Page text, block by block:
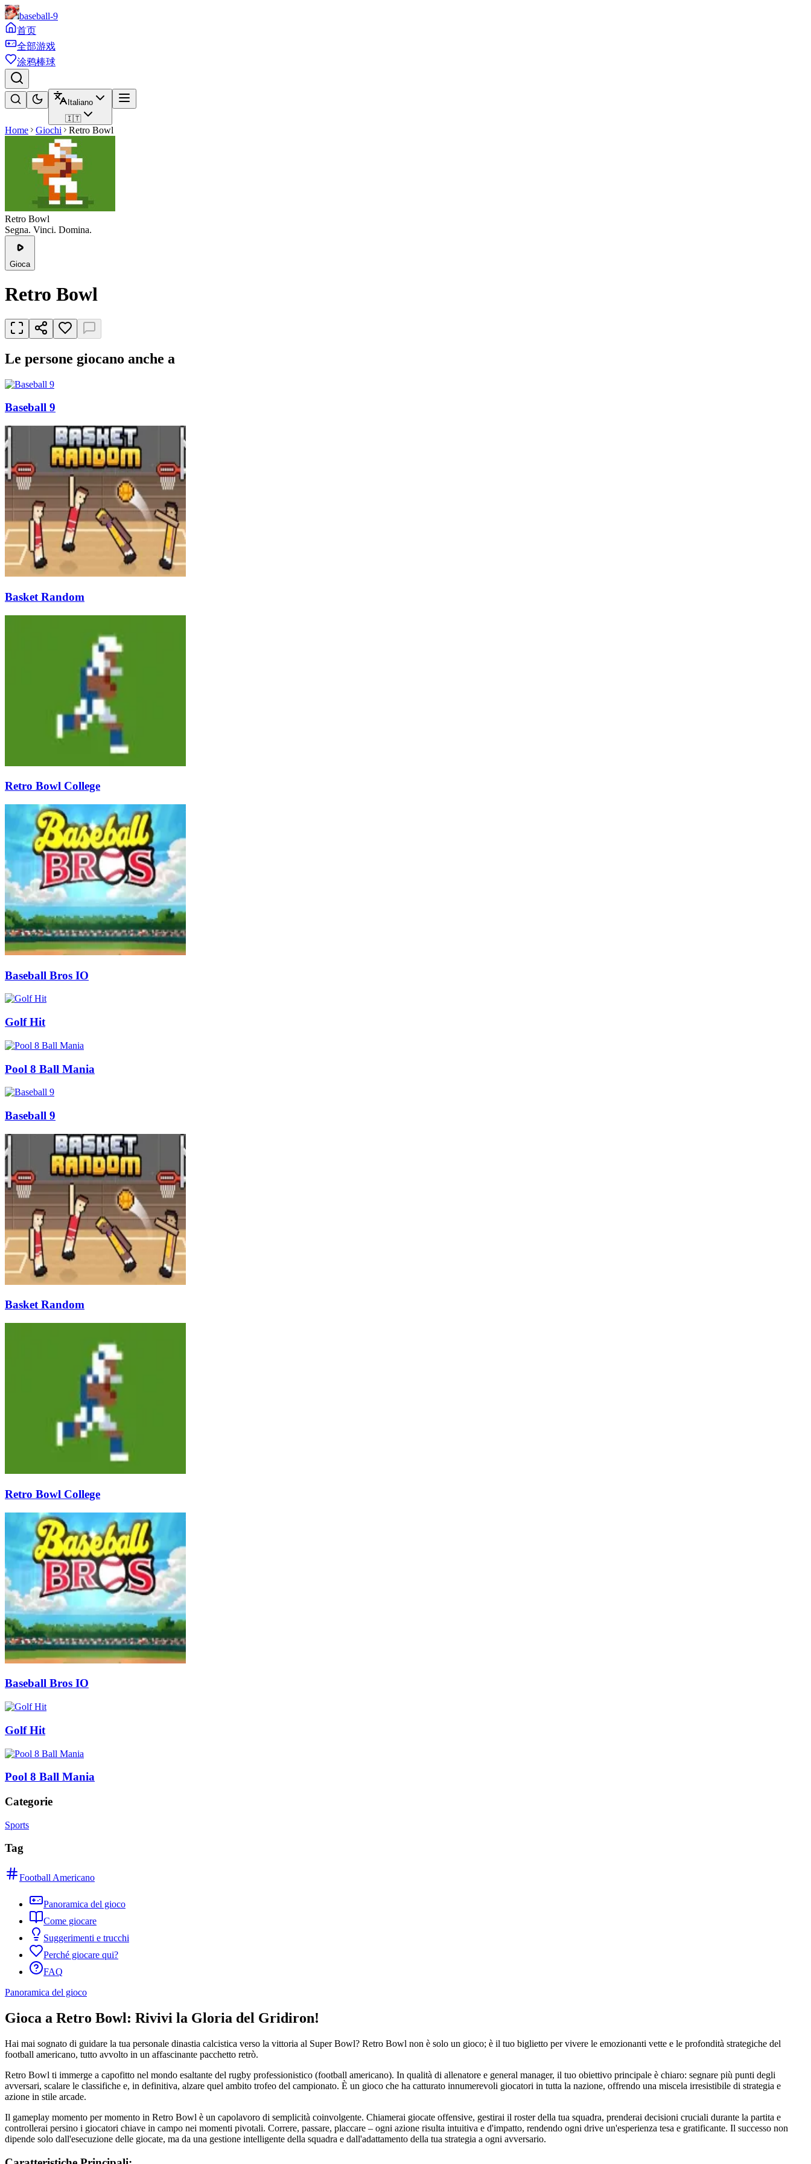
baseball-9
首页
全部游戏
涂鸦棒球
Italiano
🇮🇹
Home Giochi Retro Bowl
Retro Bowl
Segna. Vinci. Domina.
Gioca
Retro Bowl
Le persone giocano anche a
Baseball 9
Basket Random
Retro Bowl College
Baseball Bros IO
Golf Hit
Pool 8 Ball Mania
Baseball 9
Basket Random
Retro Bowl College
Baseball Bros IO
Golf Hit
Pool 8 Ball Mania
Categorie
Sports
Tag
Football Americano
Panoramica del gioco
Come giocare
Suggerimenti e trucchi
Perché giocare qui?
FAQ
Panoramica del gioco
Gioca a Retro Bowl: Rivivi la Gloria del Gridiron!
Hai mai sognato di guidare la tua personale dinastia calcistica verso la vittoria al Super Bowl? Retro Bowl non è solo un gioco; è il tuo biglietto per vivere le emozionanti vette e le profondità strategiche del
football americano, tutto avvolto in un affascinante pacchetto retrò.
Retro Bowl ti immerge a capofitto nel mondo esaltante del rugby professionistico (football americano). In qualità di allenatore e general manager, il tuo obiettivo principale è chiaro: segnare più punti degli
avversari, scalare le classifiche e, in definitiva, alzare quel ambito trofeo del campionato. È un gioco che ha catturato innumerevoli giocatori in tutta la nazione, offrendo una miscela irresistibile di strategia e
azione in stile arcade.
Il gameplay momento per momento in Retro Bowl è un capolavoro di semplicità coinvolgente. Chiamerai giocate offensive, gestirai il roster della tua squadra, prenderai decisioni cruciali durante la partita e
controllerai persino i giocatori chiave in campo nei momenti pivotali. Correre, passare, placcare – ogni azione risulta intuitiva e d'impatto, rendendo ogni drive un'esperienza tesa e gratificante. Il successo non
dipende solo dall'esecuzione delle giocate, ma da una gestione intelligente della squadra e dall'adattamento della tua strategia a ogni avversario.